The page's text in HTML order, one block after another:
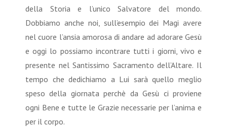
della Storia e l’unico Salvatore del mondo.
Dobbiamo anche noi, sull’esempio dei Magi avere
nel cuore l’ansia amorosa di andare ad adorare Gesù
e oggi lo possiamo incontrare tutti i giorni, vivo e
presente nel Santissimo Sacramento dell’Altare. Il
tempo che dedichiamo a Lui sarà quello meglio
speso della giornata perchè da Gesù ci proviene
ogni Bene e tutte le Grazie necessarie per l’anima e
per il corpo.